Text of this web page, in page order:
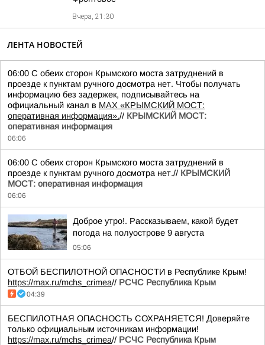
Вчера, 21:30
ЛЕНТА НОВОСТЕЙ
06:00 С обеих сторон Крымского моста затруднений в
проезде к пунктам ручного досмотра нет. Чтобы получать
информацию без задержек, подписывайтесь на
официальный канал в MAX «КРЫМСКИЙ МОСТ:
оперативная информация».// КРЫМСКИЙ МОСТ:
оперативная информация
06:06
06:00 С обеих сторон Крымского моста затруднений в
проезде к пунктам ручного досмотра нет.// КРЫМСКИЙ
МОСТ: оперативная информация
06:06
Доброе утро!. Рассказываем, какой будет
погода на полуострове 9 августа
05:06
ОТБОЙ БЕСПИЛОТНОЙ ОПАСНОСТИ в Республике Крым!
https://max.ru/mchs_crimea// РСЧС Республика Крым
04:39
БЕСПИЛОТНАЯ ОПАСНОСТЬ СОХРАНЯЕТСЯ! Доверяйте
только официальным источникам информации!
https://max.ru/mchs_crimea// РСЧС Республика Крым